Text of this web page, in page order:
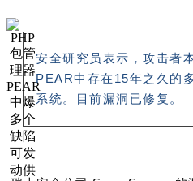
安全研究员表示，攻击者
PEAR中存在15年之久的
系统。目前漏洞已修复。